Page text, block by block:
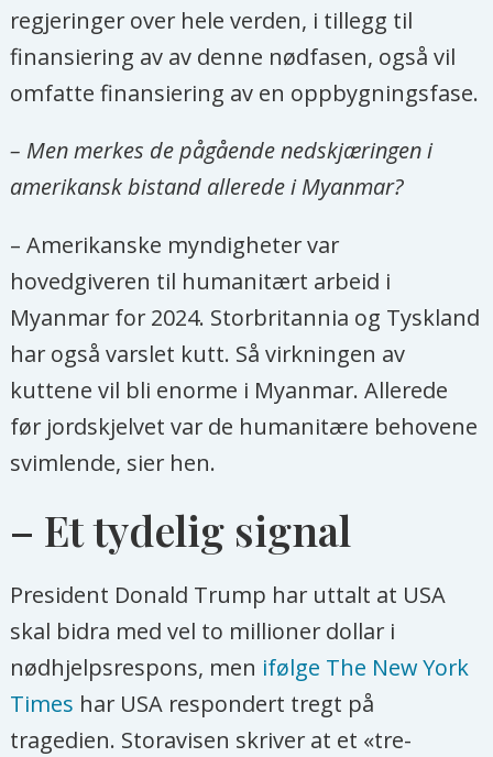
regjeringer over hele verden, i tillegg til
finansiering av av denne nødfasen, også vil
omfatte finansiering av en oppbygningsfase.
– Men merkes de pågående nedskjæringen i
amerikansk bistand allerede i Myanmar?
– Amerikanske myndigheter var
hovedgiveren til humanitært arbeid i
Myanmar for 2024. Storbritannia og Tyskland
har også varslet kutt. Så virkningen av
kuttene vil bli enorme i Myanmar. Allerede
før jordskjelvet var de humanitære behovene
svimlende, sier hen.
– Et tydelig signal
President Donald Trump har uttalt at USA
skal bidra med vel to millioner dollar i
nødhjelpsrespons, men ifølge The New York
Times har USA respondert tregt på
tragedien. Storavisen skriver at et «tre-